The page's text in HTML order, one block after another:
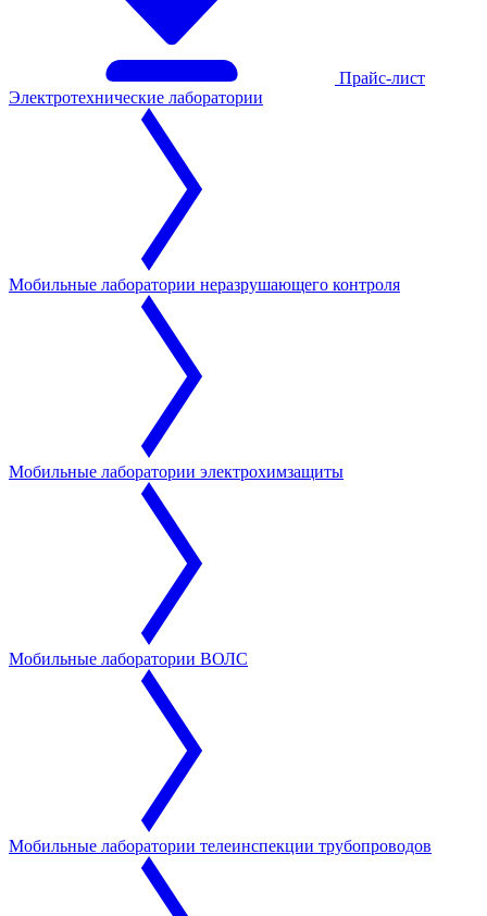
Прайс-лист
Электротехнические лаборатории
Мобильные лаборатории неразрушающего контроля
Мобильные лаборатории электрохимзащиты
Мобильные лаборатории ВОЛС
Мобильные лаборатории телеинспекции трубопроводов